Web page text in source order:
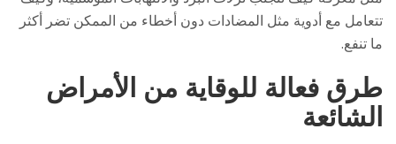
تتعامل مع أدوية مثل المضادات دون أخطاء من الممكن تضر أكثر
ما تنفع.
طرق فعالة للوقاية من الأمراض
الشائعة